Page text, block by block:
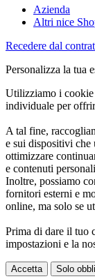
Azienda
Altri nice
Recedere dal
Personalizza la tua
Utilizziamo i cookie
individuale per
A tal fine,
e sui dispositivi
ottimizzare
e contenuti
Inoltre, possiamo
fornitori esterni e
online, ma solo se
Prima di dare il tuo
impostazioni e la
Accetta Solo